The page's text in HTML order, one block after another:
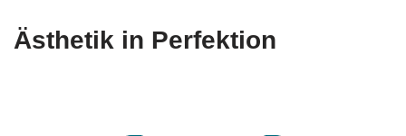
Ästhetik in Perfektion